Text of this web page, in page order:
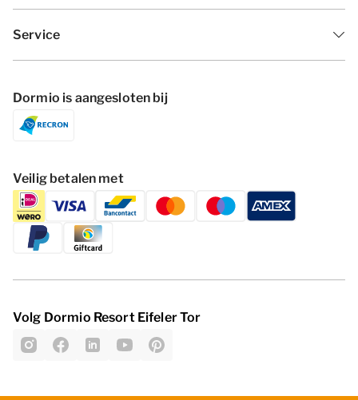
Service
Dormio is aangesloten bij
Veilig betalen met
Volg Dormio Resort Eifeler Tor